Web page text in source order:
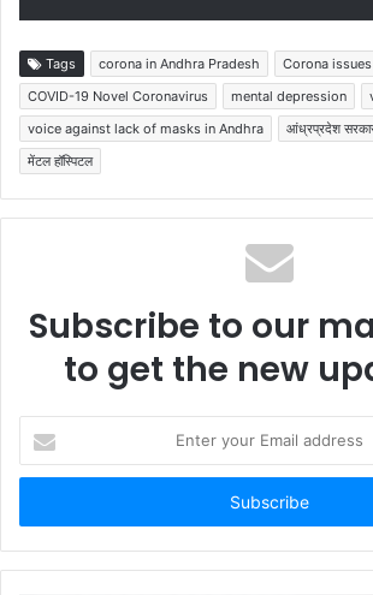
Tags corona in Andhra Pradesh Corona issues
COVID-19 Novel Coronavirus
mental depression
voice against lack of masks in Andhra
आंध्रप्रदेश
मेंटल हॉस्पिटल
Subscribe to our
to get the new
your
Email